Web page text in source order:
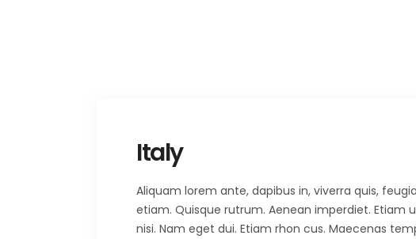
Italy
Aliquam lorem ante, dapibus in, viverra quis,
etiam. Quisque rutrum. Aenean imperdiet. Etiam
nisi. Nam eget dui. Etiam rhon cus. Maecenas